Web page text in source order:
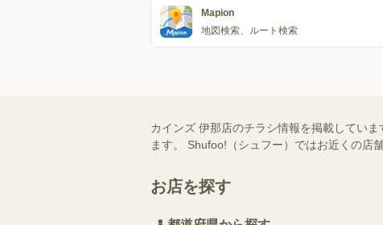
Mapion
地図検索、ルート検索
カインズ 伊那店のチラシ情報を掲載してい
ます。 Shufoo!（シュフー）ではお近くの店
お店を探す